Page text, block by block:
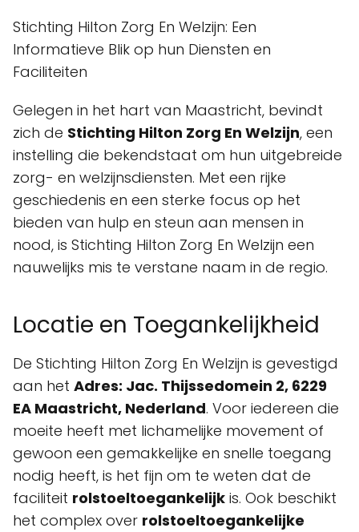
Stichting Hilton Zorg En Welzijn: Een
Informatieve Blik op hun Diensten en
Faciliteiten
Gelegen in het hart van Maastricht, bevindt
zich de Stichting Hilton Zorg En Welzijn, een
instelling die bekendstaat om hun uitgebreide
zorg- en welzijnsdiensten. Met een rijke
geschiedenis en een sterke focus op het
bieden van hulp en steun aan mensen in
nood, is Stichting Hilton Zorg En Welzijn een
nauwelijks mis te verstane naam in de regio.
Locatie en Toegankelijkheid
De Stichting Hilton Zorg En Welzijn is gevestigd
aan het Adres: Jac. Thijssedomein 2, 6229
EA Maastricht, Nederland. Voor iedereen die
moeite heeft met lichamelijke movement of
gewoon een gemakkelijke en snelle toegang
nodig heeft, is het fijn om te weten dat de
faciliteit rolstoeltoegankelijk is. Ook beschikt
het complex over rolstoeltoegankelijke